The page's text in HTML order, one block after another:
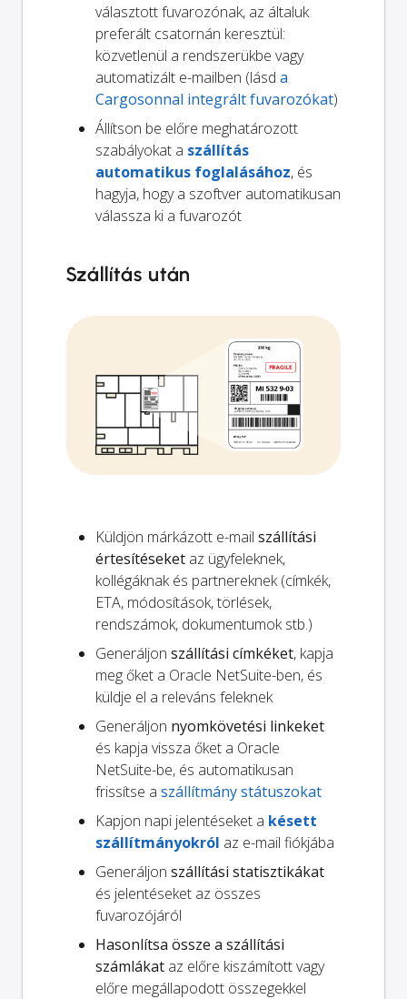
választott fuvarozónak, az általuk
preferált csatornán keresztül:
közvetlenül a rendszerükbe vagy
automatizált e-mailben (lásd a
Cargosonnal integrált fuvarozókat)
Állítson be előre meghatározott
szabályokat a szállítás
automatikus foglalásához, és
hagyja, hogy a szoftver automatikusan
válassza ki a fuvarozót
Szállítás után
Küldjön márkázott e-mail szállítási
értesítéseket az ügyfeleknek,
kollégáknak és partnereknek (címkék,
ETA, módosítások, törlések,
rendszámok, dokumentumok stb.)
Generáljon szállítási címkéket, kapja
meg őket a Oracle NetSuite-ben, és
küldje el a releváns feleknek
Generáljon nyomkövetési linkeket
és kapja vissza őket a Oracle
NetSuite-be, és automatikusan
frissítse a szállítmány státuszokat
Kapjon napi jelentéseket a késett
szállítmányokról az e-mail fiókjába
Generáljon szállítási statisztikákat
és jelentéseket az összes
fuvarozójáról
Hasonlítsa össze a szállítási
számlákat az előre kiszámított vagy
előre megállapodott összegekkel